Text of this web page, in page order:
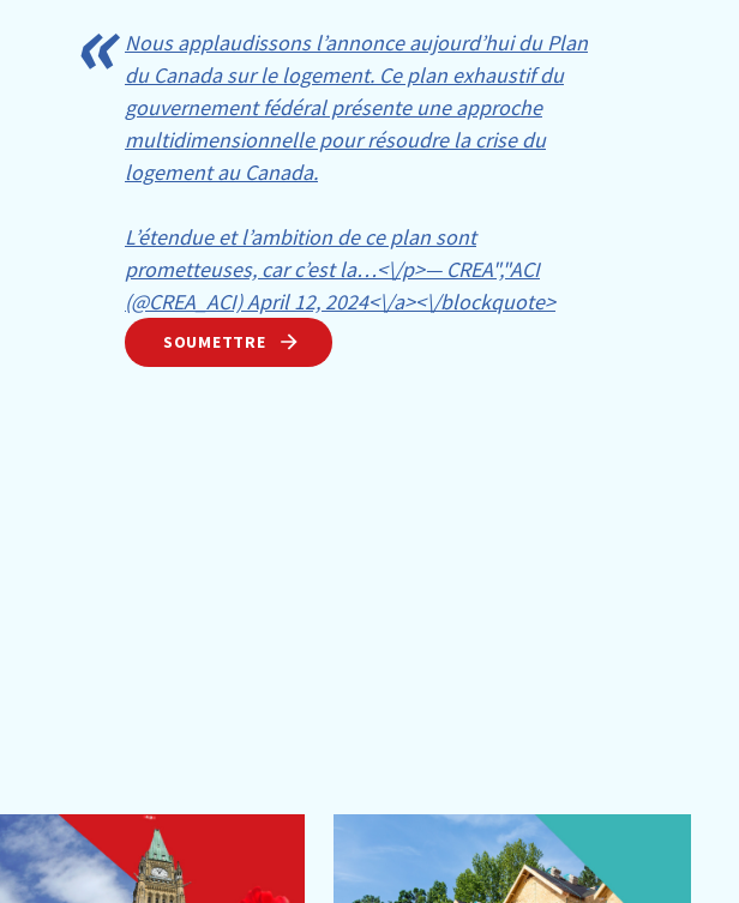
Nous applaudissons l’annonce aujourd’hui du Plan
du Canada sur le logement. Ce plan exhaustif du
gouvernement fédéral présente une approche
multidimensionnelle pour résoudre la crise du
logement au Canada.
L’étendue et l’ambition de ce plan sont
prometteuses, car c’est la…<\/p>— CREA","ACI
(@CREA_ACI)April 12, 2024<\/a><\/blockquote>
SOUMETTRE